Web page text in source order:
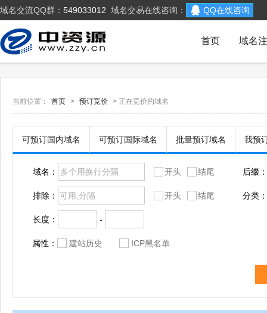
域名交流QQ群： 549033012 域名交易在线咨询： QQ在线咨询
域名
首页
当前位置： 首页 > 预订竞价 > 正在竞价的域名
可预订国内域名 可预订国际域名 批量预订域名 我预
域名： 开头 结尾
排除： 开头 结尾
长度： -
后缀：
分类：
属性： 建站历史 ICP黑名单